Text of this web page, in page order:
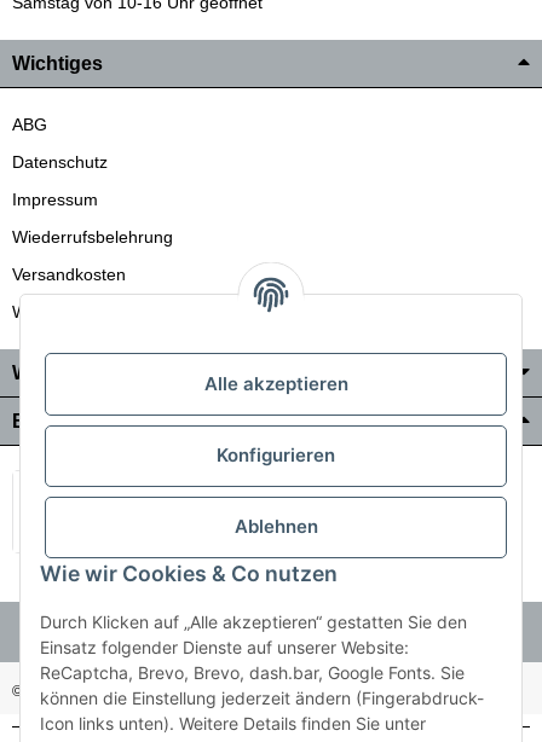
Wichtiges
ABG
Datenschutz
Impressum
Wiederrufsbelehrung
Versandkosten
Wir liefern auch in die Schweiz
Wo Sie uns finden
Bezahlung & Versand
© Holzner-Trading GmbH&Co KG Besucherzähler: 3512485
Alle akzeptieren
Konfigurieren
Ablehnen
Wie wir Cookies & Co nutzen
Durch Klicken auf „Alle akzeptieren“ gestatten Sie den
Einsatz folgender Dienste auf unserer Website:
ReCaptcha, Brevo, Brevo, dash.bar, Google Fonts. Sie
können die Einstellung jederzeit ändern (Fingerabdruck-
Icon links unten). Weitere Details finden Sie unter